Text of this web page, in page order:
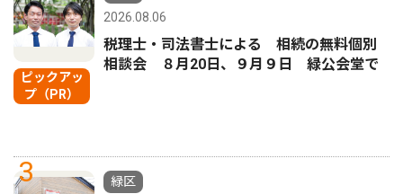
ピックアッ
プ（PR）
2026.08.06
税理士・司法書士による 相続の無料個別
相談会 ８月20日、９月９日 緑公会堂で
3
緑区